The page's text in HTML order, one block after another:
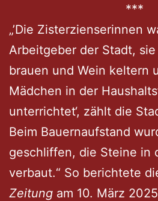
***
„’Die Zisterzienserinnen
Arbeitgeber der Stadt,
brauen und Wein keltern
Mädchen in der
unterrichtet‘, zählt die
Beim Bauernaufstand
geschliffen, die Steine in
verbaut.“ So berichtete
Zeitung am 10. März